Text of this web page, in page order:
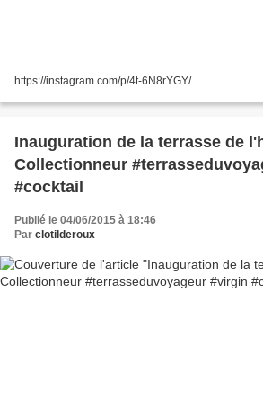
https://instagram.com/p/4t-6N8rYGY/
Inauguration de la terrasse de
Collectionneur
#cocktail
Publié le 04/06/2015 à 18:46
Par clotilderoux